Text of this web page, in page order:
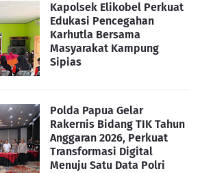
Kapolsek Elikobel Perkuat
Edukasi Pencegahan
Karhutla Bersama
Masyarakat Kampung
Sipias
Polda Papua Gelar
Rakernis Bidang TIK Tahun
Anggaran 2026, Perkuat
Transformasi Digital
Menuju Satu Data Polri